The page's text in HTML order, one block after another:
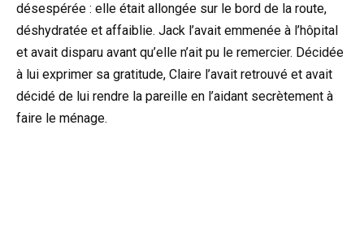
désespérée : elle était allongée sur le bord de la route,
déshydratée et affaiblie. Jack l’avait emmenée à l’hôpital
et avait disparu avant qu’elle n’ait pu le remercier. Décidée
à lui exprimer sa gratitude, Claire l’avait retrouvé et avait
décidé de lui rendre la pareille en l’aidant secrètement à
faire le ménage.